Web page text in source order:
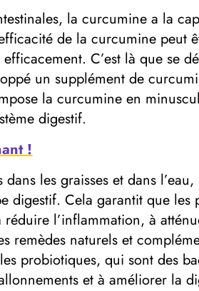
la curcumine a la
de la curcumine peut
C’est là que se
un supplément de
la curcumine en
digestif.
!
les graisses et dans
Cela garantit que les
l’inflammation, à
remèdes naturels et
probiotiques, qui sont des
et à améliorer la